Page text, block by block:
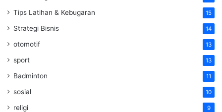
Tips Latihan & Kebugaran 15
Strategi Bisnis 14
otomotif 13
sport 13
Badminton 11
sosial 10
religi 9